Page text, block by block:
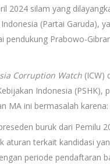
2024 silam yang
(Partai Garuda),
pendukung Prabowo-
Corruption Watch (ICW)
Indonesia (PSHK),
MA ini bermasalah karena:
buruk dari Pemilu
aturan terkait kandidasi
periode pendaftaran